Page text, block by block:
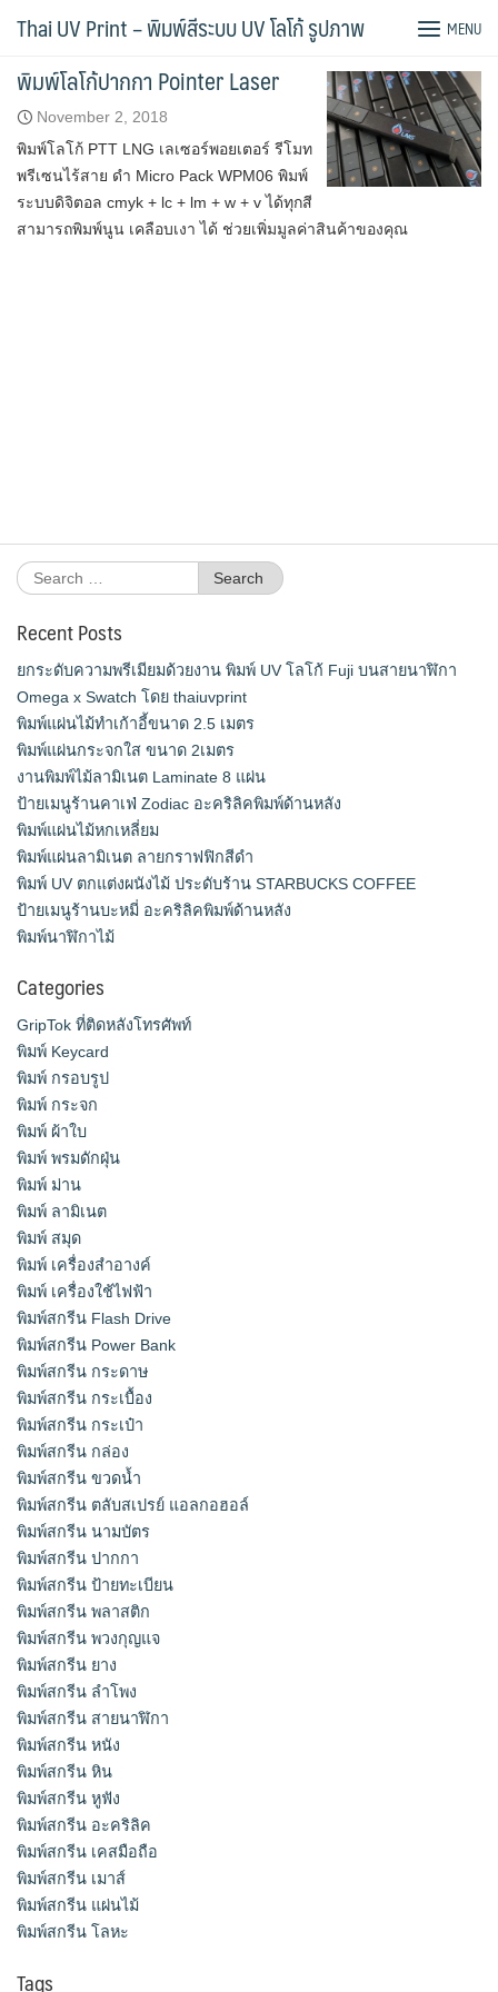
Thai UV Print – พิมพ์สีระบบ UV โลโก้ รูปภาพ MENU
Tag:เลเซอร์พอยเตอร์
พิมพ์โลโก้ปากกา Pointer Laser
November 2, 2018
พิมพ์โลโก้ PTT LNG เลเซอร์พอยเตอร์ รีโมท
พรีเซนไร้สาย ดำ Micro Pack WPM06 พิมพ์
ระบบดิจิตอล cmyk + lc + lm + w + v ได้ทุกสี
สามารถพิมพ์นูน เคลือบเงา ได้ ช่วยเพิ่มมูลค่าสินค้าของคุณ
Search
for:
Recent Posts
ยกระดับความพรีเมียมด้วยงาน พิมพ์ UV โลโก้ Fuji บนสายนาฬิกา
Omega x Swatch โดย thaiuvprint
พิมพ์แผ่นไม้ทำเก้าอี้ขนาด 2.5 เมตร
พิมพ์แผ่นกระจกใส ขนาด 2เมตร
งานพิมพ์ไม้ลามิเนต Laminate 8 แผ่น
ป้ายเมนูร้านคาเฟ่ Zodiac อะคริลิคพิมพ์ด้านหลัง
พิมพ์แผ่นไม้หกเหลี่ยม
พิมพ์แผ่นลามิเนต ลายกราฟฟิกสีดำ
พิมพ์ UV ตกแต่งผนังไม้ ประดับร้าน STARBUCKS COFFEE
ป้ายเมนูร้านบะหมี่ อะคริลิคพิมพ์ด้านหลัง
พิมพ์นาฬิกาไม้
Categories
GripTok ที่ติดหลังโทรศัพท์
พิมพ์ Keycard
พิมพ์ กรอบรูป
พิมพ์ กระจก
พิมพ์ ผ้าใบ
พิมพ์ พรมดักฝุ่น
พิมพ์ ม่าน
พิมพ์ ลามิเนต
พิมพ์ สมุด
พิมพ์ เครื่องสําอางค์
พิมพ์ เครื่องใช้ไฟฟ้า
พิมพ์สกรีน Flash Drive
พิมพ์สกรีน Power Bank
พิมพ์สกรีน กระดาษ
พิมพ์สกรีน กระเบื้อง
พิมพ์สกรีน กระเป๋า
พิมพ์สกรีน กล่อง
พิมพ์สกรีน ขวดน้ำ
พิมพ์สกรีน ตลับสเปรย์ แอลกอฮอล์
พิมพ์สกรีน นามบัตร
พิมพ์สกรีน ปากกา
พิมพ์สกรีน ป้ายทะเบียน
พิมพ์สกรีน พลาสติก
พิมพ์สกรีน พวงกุญแจ
พิมพ์สกรีน ยาง
พิมพ์สกรีน ลำโพง
พิมพ์สกรีน สายนาฬิกา
พิมพ์สกรีน หนัง
พิมพ์สกรีน หิน
พิมพ์สกรีน หูฟัง
พิมพ์สกรีน อะคริลิค
พิมพ์สกรีน เคสมือถือ
พิมพ์สกรีน เมาส์
พิมพ์สกรีน แผ่นไม้
พิมพ์สกรีน โลหะ
Tags